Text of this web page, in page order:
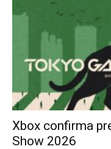
Xbox confirma
Show 2026